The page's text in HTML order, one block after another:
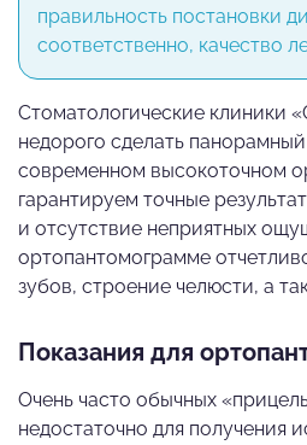
правильность постановки
соответственно, качество
Стоматологические клиники
недорого сделать
современном высокоточном
гарантируем точные
и отсутствие неприятных
ортопантомограмме
зубов, строение челюсти, а
Показания для
Очень часто обычных
недостаточно для получения